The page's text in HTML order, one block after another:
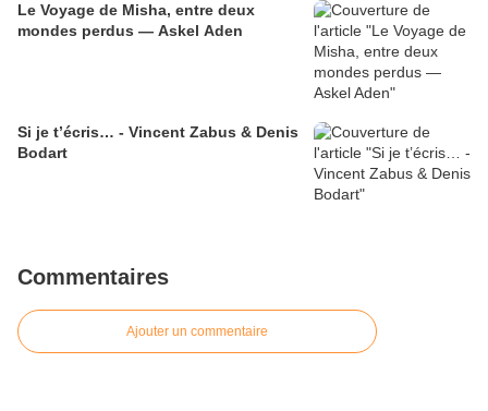
Le Voyage de Misha, entre deux
mondes perdus — Askel Aden
Si je t’écris… - Vincent Zabus & Denis
Bodart
Commentaires
Ajouter un commentaire